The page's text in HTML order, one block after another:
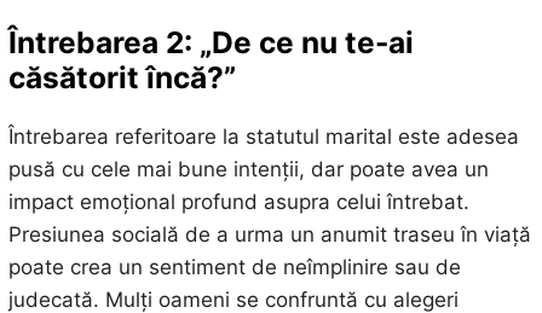
Întrebarea 2: „De ce nu te-ai
căsătorit încă?”
Întrebarea referitoare la statutul marital este adesea
pusă cu cele mai bune intenții, dar poate avea un
impact emoțional profund asupra celui întrebat.
Presiunea socială de a urma un anumit traseu în viață
poate crea un sentiment de neîmplinire sau de
judecată. Mulți oameni se confruntă cu alegeri